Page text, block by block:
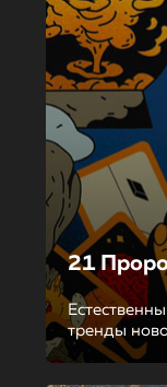
21
тренды